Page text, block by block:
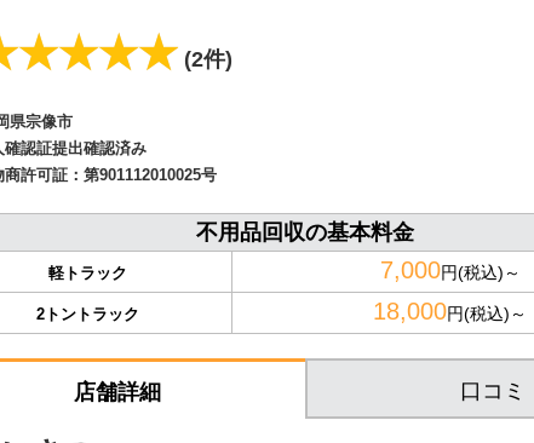
(2件)
県宗像市
確認証提出確認済み
許可証： 第901112010025号
不用品回収の基本料金
軽トラック 7,000円(税込)～
2トントラック 18,000円(税込)～
店舗詳細 口コミ